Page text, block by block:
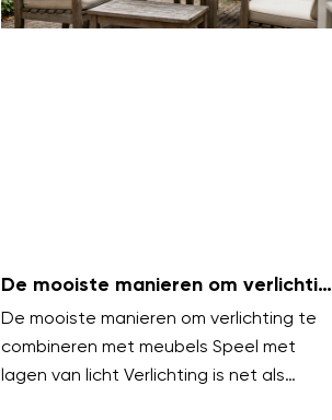
De mooiste manieren om verlichting
te combineren met meubels
De mooiste manieren om verlichting te
combineren met meubels Speel met
lagen van licht Verlichting is net als